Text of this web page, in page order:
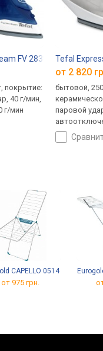
FV 2838
покрытие:
40 г/мин,
г/мин
Tefal
от 2 820
бытовой,
паровой
CAPELLO 0514
от 975 грн.